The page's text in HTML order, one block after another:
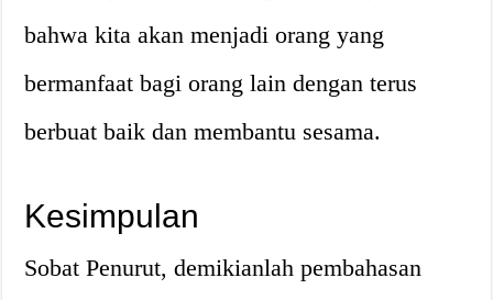
bahwa kita akan menjadi orang yang
bermanfaat bagi orang lain dengan terus
berbuat baik dan membantu sesama.
Kesimpulan
Sobat Penurut, demikianlah pembahasan